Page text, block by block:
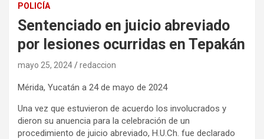
POLICÍA
Sentenciado en juicio abreviado
por lesiones ocurridas en Tepakán
mayo 25, 2024 redaccion
Mérida, Yucatán a 24 de mayo de 2024
Una vez que estuvieron de acuerdo los involucrados y
dieron su anuencia para la celebración de un
procedimiento de juicio abreviado, H.U.Ch. fue declarado